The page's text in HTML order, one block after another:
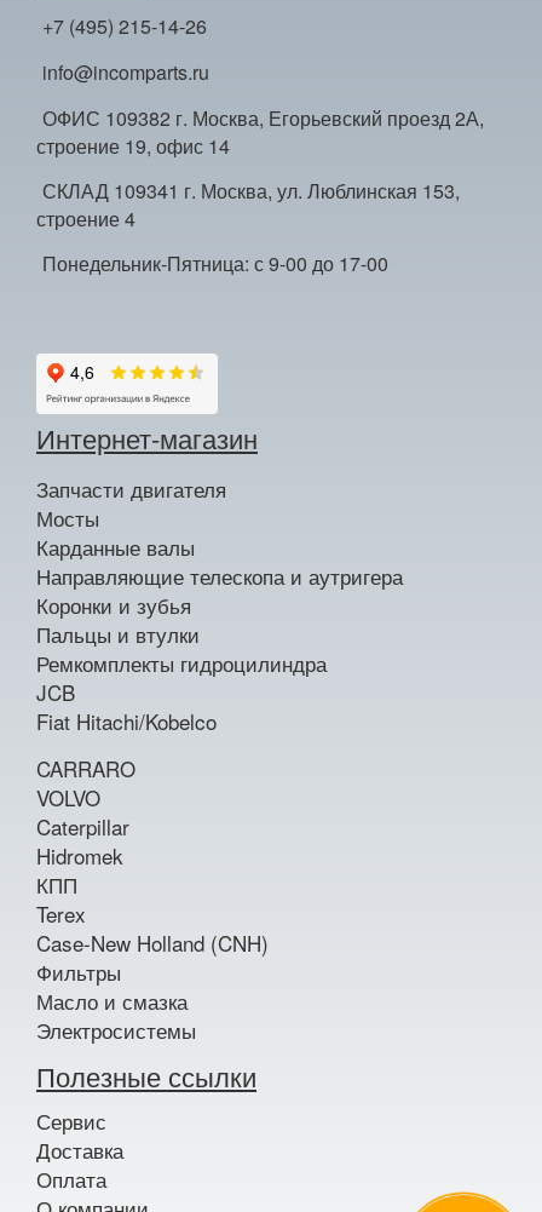
+7 (495) 215-14-26
info@incomparts.ru
ОФИС 109382 г. Москва, Егорьевский проезд 2А,
строение 19, офис 14
СКЛАД 109341 г. Москва, ул. Люблинская 153,
строение 4
Понедельник-Пятница: с 9-00 до 17-00
Интернет-магазин
Запчасти двигателя
Мосты
Карданные валы
Направляющие телескопа и аутригера
Коронки и зубья
Пальцы и втулки
Ремкомплекты гидроцилиндра
JCB
Fiat Hitachi/Kobelco
CARRARO
VOLVO
Caterpillar
Hidromek
КПП
Terex
Case-New Holland (CNH)
Фильтры
Масло и смазка
Электросистемы
Полезные ссылки
Сервис
Доставка
Оплата